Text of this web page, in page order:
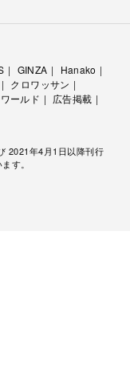
GINZA
Hanako
クロワッサン
ールド
広告掲載
2021年4月1日以降刊行
す。